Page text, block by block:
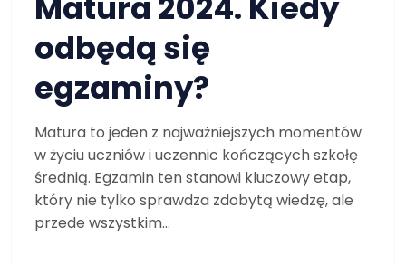
odbędą się
egzaminy?
Matura to jeden z najważniejszych momentów
w życiu uczniów i uczennic kończących szkołę
średnią. Egzamin ten stanowi kluczowy etap,
który nie tylko sprawdza zdobytą wiedzę, ale
przede wszystkim...